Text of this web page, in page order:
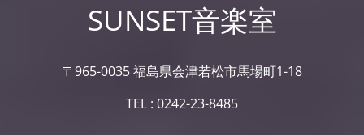
SUNSET音楽室
〒965-0035 福島県会津若松市馬場町1-18
TEL : 0242-23-8485